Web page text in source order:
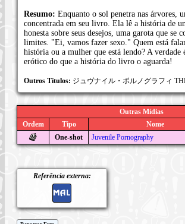
Resumo: Enquanto o sol penetra nas árvores,
concentrada em seu livro. Ela lê a história de
honesta sobre seus desejos, uma garota que se
limites. "Ei, vamos fazer sexo." Quem está
história ou a mulher que está lendo? A verdade
erótico do que a história do livro o aguarda!
Outros Títulos: ジュヴナイル・ポルノグラフィ
Outras Mídias
Ordem
Tipo Nome
One-shot
Juvenile Pornography
Referência externa: